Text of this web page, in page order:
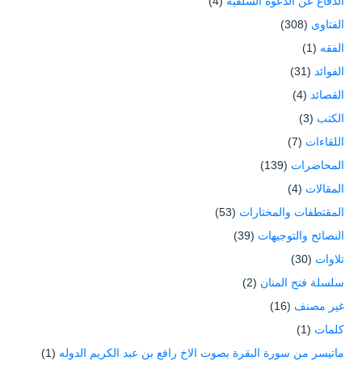
الفتاوى (308)
الفقه (1)
الفوائد (31)
القصائد (4)
الكتب (3)
اللقاءات (7)
المحاضرات (139)
المقالات (4)
المقتطفات والمختارات (53)
النصائح والتوجيهات (39)
تلاوات (30)
سلسلة فتح المنان (2)
غير مصنف (16)
كلمات (1)
ماتيسر من سورة البقرة بصوت الاخ رافع بن عبد الكريم الدوله (1)